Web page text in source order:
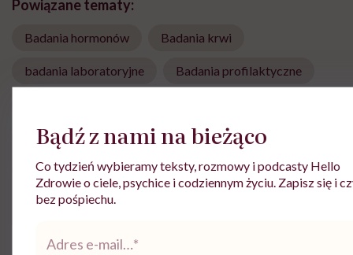
Powiązane tematy:
Badania hormonów Badania krwi
badania laboratoryjne Badania profilaktyczne
Hormony tarczycy Tarczyca
Układ hormonalny
Treści zawarte w serwisie mają wyłącznie
Bądź z nami na bieżąco
Co tydzień wybieramy teksty, rozmowy i podcasty Hello
Zdrowie o ciele, psychice i codziennym życiu. Zapisz się i
bez pośpiechu.